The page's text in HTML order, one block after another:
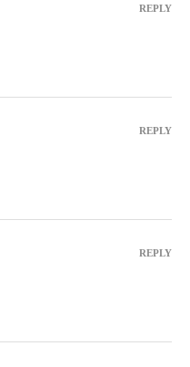
REPLY
REPLY
REPLY